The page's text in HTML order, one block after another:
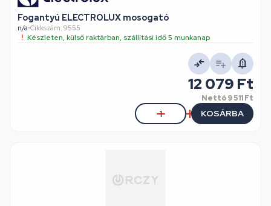
Fogantyú ELECTROLUX mosogató
n/a•Cikkszám: 9555
Készleten, külső raktárban, szállítási idő 5 munkanap
12 079 Ft
Nettó9 511 Ft
KOSÁRBA